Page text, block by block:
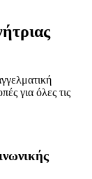
για όλες τις